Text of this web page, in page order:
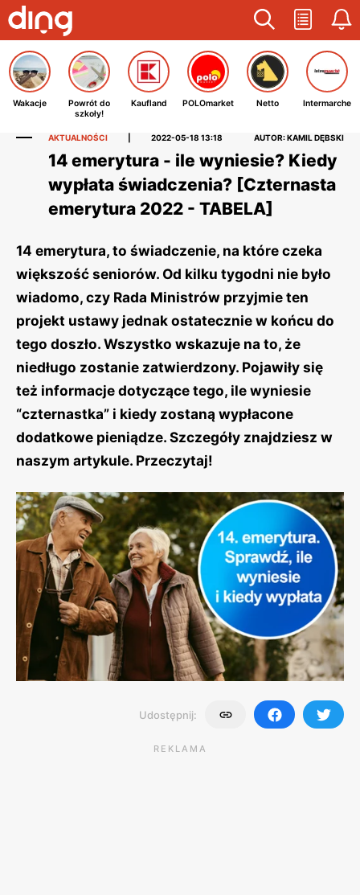
Wakacje
Powrót do
szkoły!
Kaufland POLOmarket Netto Intermarche
AKTUALNOŚCI 2022-05-18 13:18 AUTOR: KAMIL DĘBSKI
14 emerytura - ile wyniesie? Kiedy
wypłata świadczenia? [Czternasta
emerytura 2022 - TABELA]
14 emerytura, to świadczenie, na które czeka
większość seniorów. Od kilku tygodni nie było
wiadomo, czy Rada Ministrów przyjmie ten
projekt ustawy jednak ostatecznie w końcu do
tego doszło. Wszystko wskazuje na to, że
niedługo zostanie zatwierdzony. Pojawiły się
też informacje dotyczące tego, ile wyniesie
“czternastka” i kiedy zostaną wypłacone
dodatkowe pieniądze. Szczegóły znajdziesz w
naszym artykule. Przeczytaj!
Udostępnij:
REKLAMA